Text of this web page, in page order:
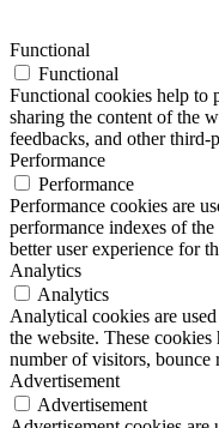
Functional
Functional
Functional cookies help to
sharing the content of the
feedbacks, and other third-
Performance
Performance
Performance cookies are
performance indexes of
better user experience for
Analytics
Analytics
Analytical cookies are
the website. These
number of visitors, bounce
Advertisement
Advertisement